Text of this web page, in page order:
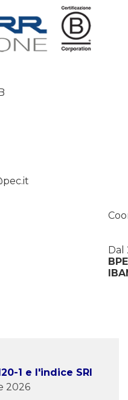
1 e l'indice SRI
2026
Dal